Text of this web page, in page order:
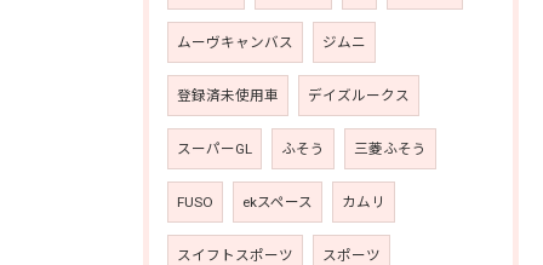
ムーヴキャンバス ジムニ
登録済未使用車 デイズルークス
スーパーGL ふそう 三菱ふそう
FUSO ekスペース カムリ
スイフトスポーツ スポーツ